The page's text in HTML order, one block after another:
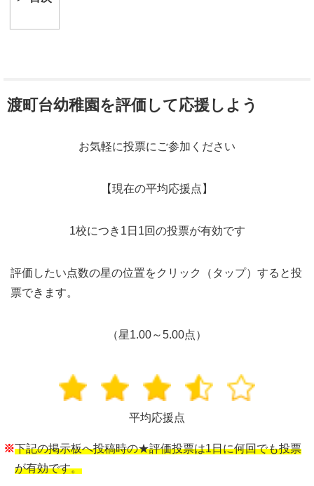
渡町台幼稚園を評価して応援しよう
お気軽に投票にご参加ください
【現在の平均応援点】
1校につき1日1回の投票が有効です
評価したい点数の星の位置をクリック（タップ）すると投
票できます。
（星1.00～5.00点）
平均応援点
※下記の掲示板へ投稿時の★評価投票は1日に何回でも投票
が有効です。